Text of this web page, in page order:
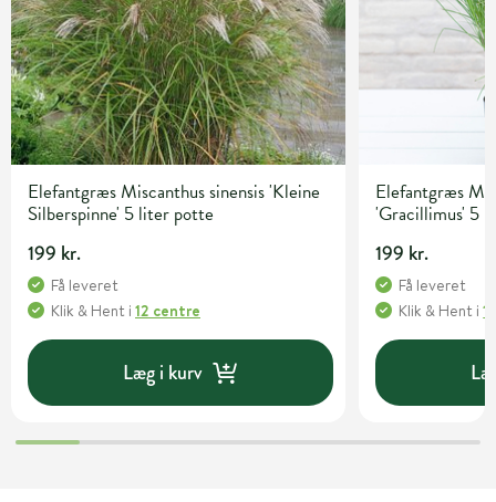
Elefantgræs Miscanthus sinensis 'Kleine
Silberspinne' 5 liter potte
199 kr.
Få leveret
Klik & Hent i 12 centre
Læg i kurv
Elefantgræs
'Gracillimus' 5
199 kr.
Få leveret
Klik & Hent i